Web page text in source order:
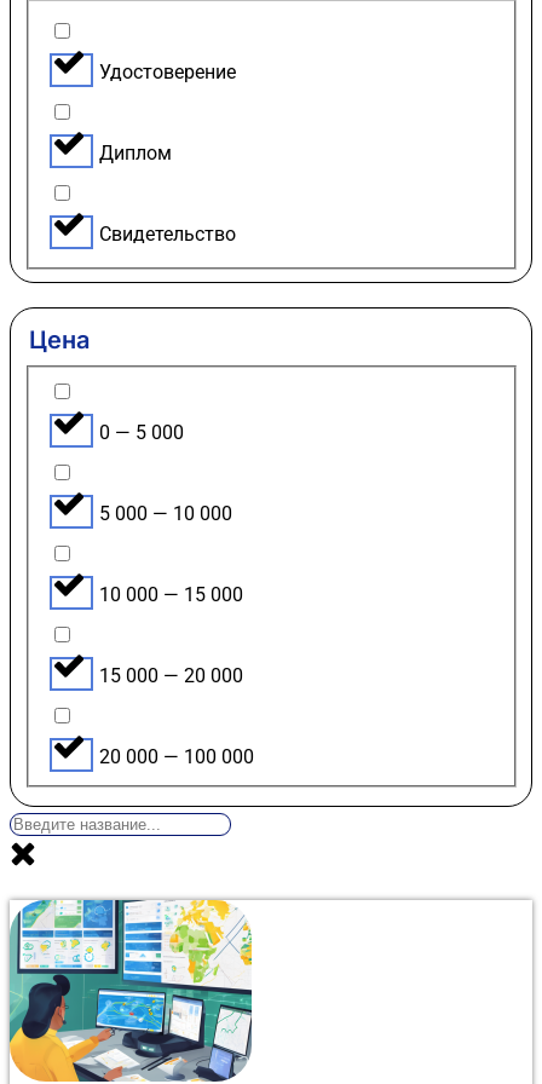
Удостоверение
Диплом
Свидетельство
Цена
0 — 5 000
5 000 — 10 000
10 000 — 15 000
15 000 — 20 000
20 000 — 100 000